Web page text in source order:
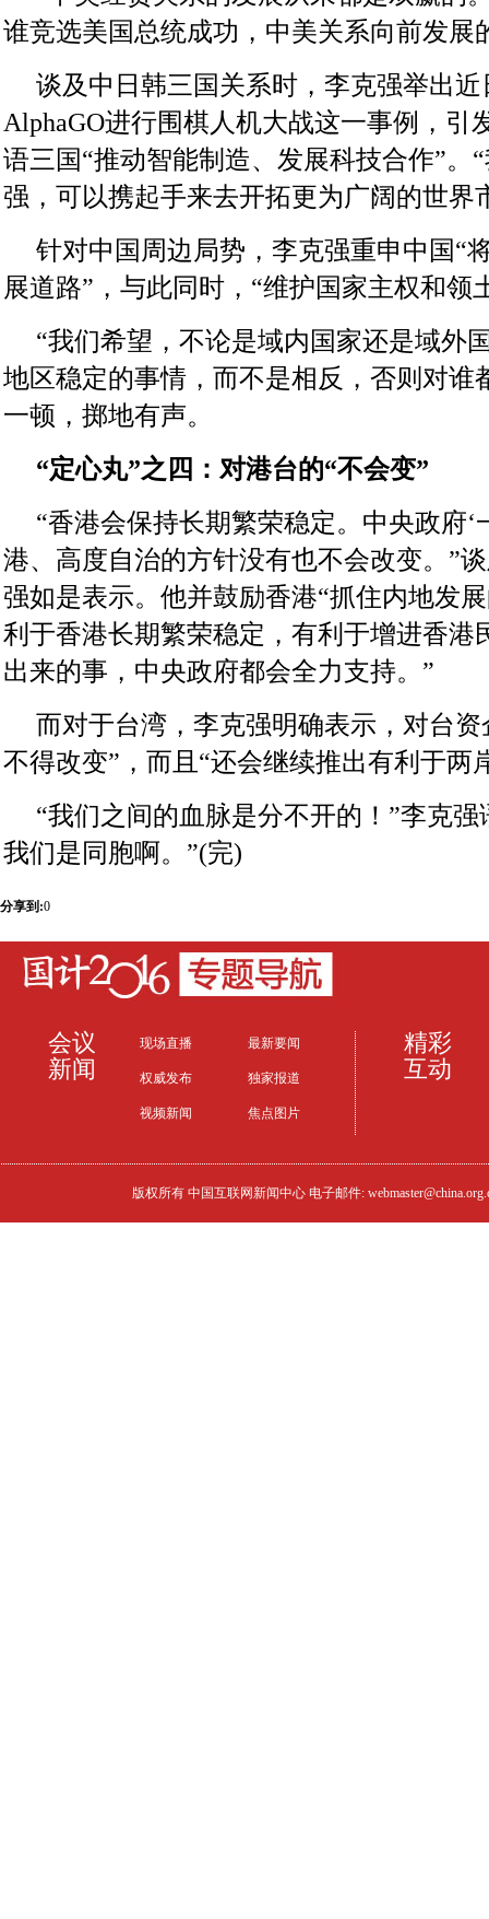
谁竞选美国总统成功，中美关系向前发展
谈及中日韩三国关系时，李克强举出
AlphaGO进行围棋人机大战这一事例，引
语三国“推动智能制造、发展科技合作”。
强，可以携起手来去开拓更为广阔的世界
针对中国周边局势，李克强重申中国“
展道路”，与此同时，“维护国家主权和领
“我们希望，不论是域内国家还是域外
地区稳定的事情，而不是相反，否则对谁
一顿，掷地有声。
“定心丸”之四：对港台的“不会变”
“香港会保持长期繁荣稳定。中央政府‘
港、高度自治的方针没有也不会改变。”
强如是表示。他并鼓励香港“抓住内地发
利于香港长期繁荣稳定，有利于增进香港
出来的事，中央政府都会全力支持。”
而对于台湾，李克强明确表示，对台
不得改变”，而且“还会继续推出有利于两
“我们之间的血脉是分不开的！”李克
我们是同胞啊。”(完)
分享到:0